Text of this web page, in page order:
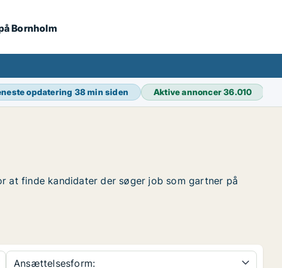
Bornholm
opdatering 38 min siden Aktive annoncer36.010
at finde kandidater der søger job som gartner på
Ansættelsesform: